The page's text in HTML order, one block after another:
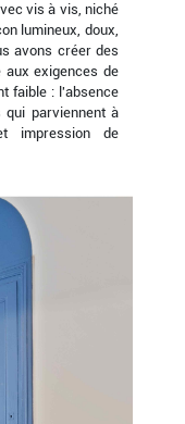
vis à vis, niché
lumineux, doux,
avons créer des
aux exigences de
faible : l'absence
qui parviennent à
impression de